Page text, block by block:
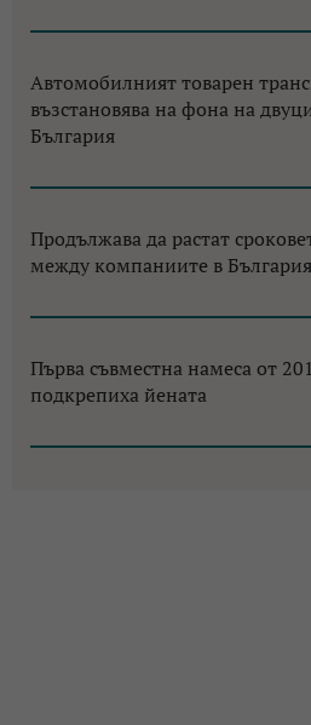
Автомобилният товарен
възстановява на фона на
България
Продължава да растат
между компаниите в България
Първа съвместна намеса от
подкрепиха йената